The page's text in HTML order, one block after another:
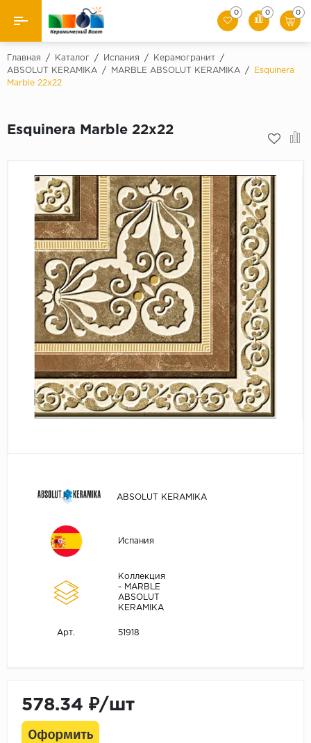
Назад
Производители
Мозаики
Искусственный камень
Клинкер
0 0 0
Главная / Каталог / Испания / Керамогранит
/
ABSOLUT KERAMIKA
/ MARBLE ABSOLUT KERAMIKA /
Esquinera
Marble 22x22
Esquinera Marble 22x22
ABSOLUT KERAMIKA
Испания
Коллекция
- MARBLE
ABSOLUT
KERAMIKA
Арт. 51918
578.34 ₽/шт